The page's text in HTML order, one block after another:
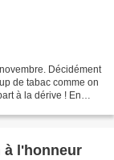
Décidément
de tabac comme on
à la dérive ! En
à l'honneur